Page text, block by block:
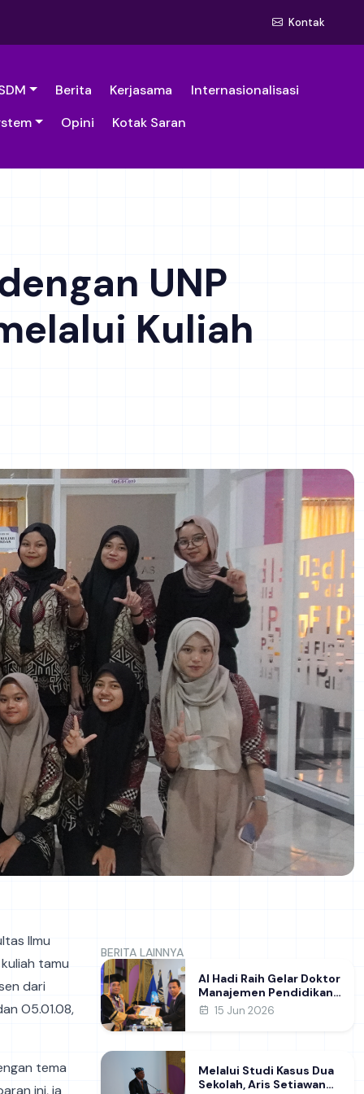
Kontak
Berita Kerjasama
Internasionalisasi
Opini Kotak Saran
UNP
Kuliah
Ilmu
tamu
dari
O5.01.08,
tema
ini, ia
BERITA LAINNYA
Al Hadi Raih Gelar Doktor
Manajemen Pendidikan
FIP UNESA melalui Riset
Guru
15 Jun 2026
Melalui Studi Kasus Dua
Sekolah, Aris Setiawan